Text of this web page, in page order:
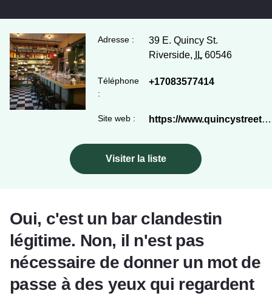
Adresse :
39 E. Quincy St.
Riverside,
IL60546
Téléphone
:
+17083577414
Site web : https://www.quincystreetdistillery.com/
Visiter la liste
Oui, c'est un bar clandestin
légitime. Non, il n'est pas
nécessaire de donner un mot de
passe à des yeux qui regardent